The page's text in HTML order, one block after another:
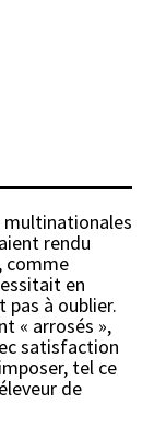
multinationales
rendu
comme
en
pas à oublier.
« arrosés »,
satisfaction
tel ce
de